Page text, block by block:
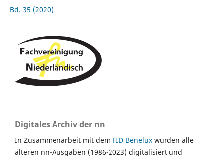
Bd. 35 (2020)
Digitales Archiv der nn
In Zusammenarbeit mit dem FID Benelux wurden alle
älteren nn-Ausgaben (1986-2023) digitalisiert und